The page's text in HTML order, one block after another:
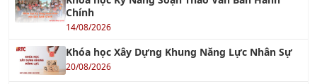
BSCI & WRAP
17/10/2017
IATF 16949
17/10/2017